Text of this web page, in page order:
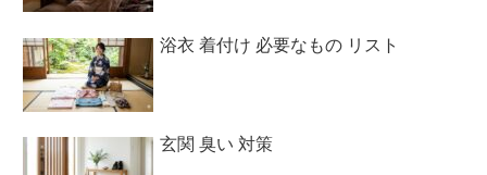
浴衣 着付け 必要なもの リスト
玄関 臭い 対策